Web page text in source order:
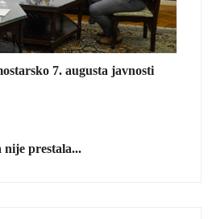
7. augusta javnosti
nije prestala...